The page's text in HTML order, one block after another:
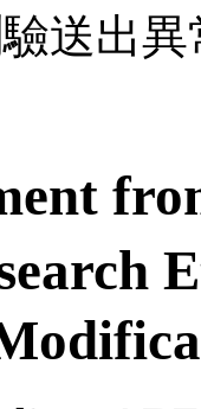
送出